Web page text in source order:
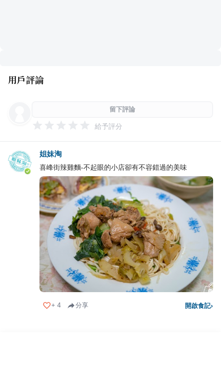
用戶評論
留下評論
給予評分
姐妹淘
喜峰街辣雞麵-不起眼的小店卻有不容錯過的美味
+ 4 分享 開啟食記›